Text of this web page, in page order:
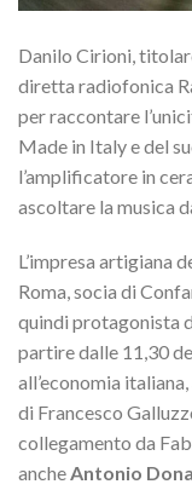
Danilo Cirioni,
diretta radiofonica
per raccontare
Made in Italy e del
l’amplificatore in
ascoltare la musica
L’impresa artigiana
Roma, socia di
quindi protagonista
partire dalle 11,30
all’economia
di Francesco
collegamento da
ancheAntonio